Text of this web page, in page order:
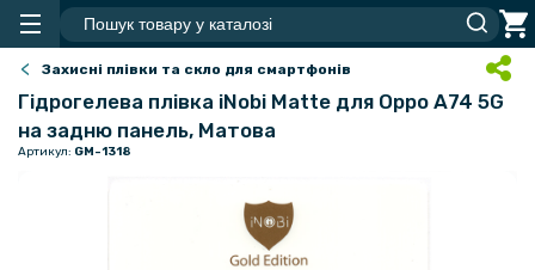
Захисні плівки та скло для смартфонів
Гідрогелева плівка iNobi Matte для Oppo A74 5G
на задню панель, Матова
Артикул: GM-1318